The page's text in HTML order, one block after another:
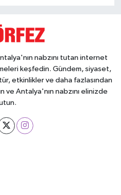
nabzını tutan internet
keşfedin. Gündem, siyaset,
etkinlikler ve daha fazlasından
ve Antalya'nın nabzını elinizde